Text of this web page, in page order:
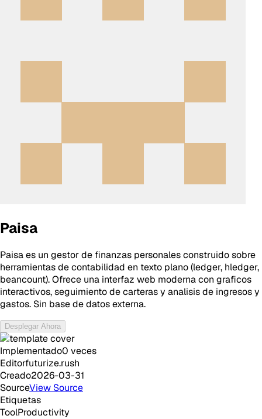
Paisa
Paisa es un gestor de finanzas personales construido sobre
herramientas de contabilidad en texto plano (ledger, hledger,
beancount). Ofrece una interfaz web moderna con graficos
interactivos, seguimiento de carteras y analisis de ingresos y
gastos. Sin base de datos externa.
Desplegar Ahora
Implementado0 veces
Editorfuturize.rush
Creado2026-03-31
SourceView Source
Etiquetas
ToolProductivity